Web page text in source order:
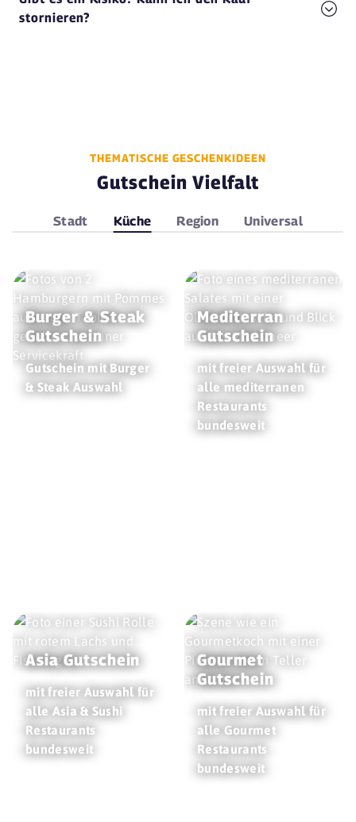
stornieren?
THEMATISCHE GESCHENKIDEEN
Gutschein Vielfalt
Stadt Küche Region Universal
Burger & Steak
Gutschein
Gutschein mit Burger
& Steak Auswahl
Mediterran
Gutschein
mit freier Auswahl für
alle mediterranen
Restaurants
bundesweit
Asia Gutschein
mit freier Auswahl für
alle Asia & Sushi
Restaurants
bundesweit
Gourmet
Gutschein
mit freier Auswahl für
alle Gourmet
Restaurants
bundesweit